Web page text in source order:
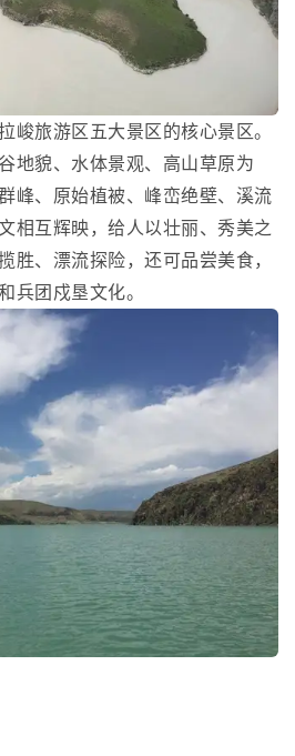
峻旅游区五大景区的核心景区。
地貌、水体景观、高山草原为
峰、原始植被、峰峦绝壁、溪流
相互辉映，给人以壮丽、秀美之
胜、漂流探险，还可品尝美食，
兵团戍垦文化。